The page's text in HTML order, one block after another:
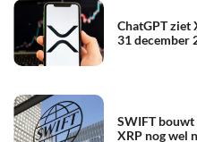
ChatGPT ziet
31 december
SWIFT bouwt
XRP nog wel